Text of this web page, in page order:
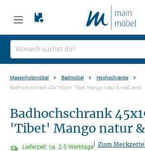
Massivholzmöbel Badmöbel
Hochschränke
Badhochschrank 45x190cm 'Tibet' Mango natur & weiß antik
Badhochschrank
'Tibet' Mango natur
Lieferzeit: ca. 2-5 Werktage Zum